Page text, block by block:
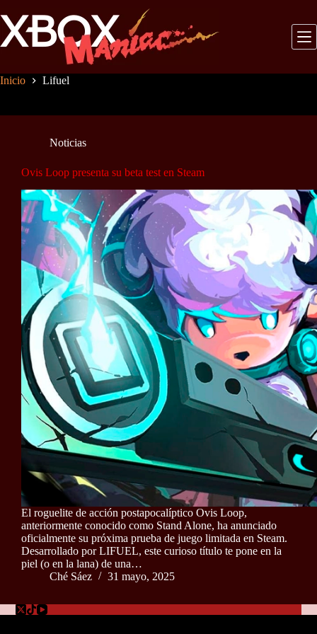
al
contenido
Inicio Lifuel
Noticias
Ovis Loop presenta su beta test en Steam
El roguelite de acción postapocalíptico Ovis Loop,
anteriormente conocido como Stand Alone, ha anunciado
oficialmente su próxima prueba de juego limitada en Steam.
Desarrollado por LIFUEL, este curioso título te pone en la
piel (o en la lana) de una…
Ché Sáez
31 mayo, 2025